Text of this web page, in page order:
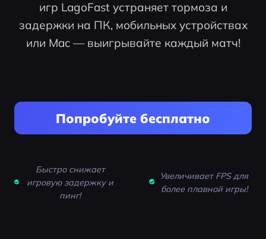
игр LagoFast устраняет тормоза и
задержки на ПК, мобильных устройствах
или Mac — выигрывайте каждый матч!
Попробуйте бесплатно
Быстро снижает
игровую задержку и
пинг!
Увеличивает FPS для
более плавной игры!